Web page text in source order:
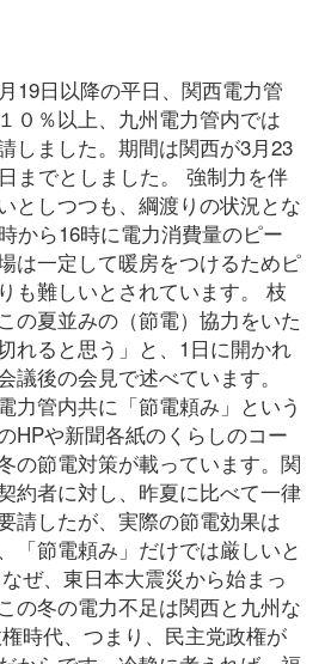
19日以降の平日、関西電力管
０％以上、九州電力管内では
しました。期間は関西が3月23
までとしました。 強制力を伴
としつつも、綱渡りの状況とな
から16時に電力消費量のピー
は一定して暖房をつけるためピ
も難しいとされています。 枝
の夏並みの（節電）協力をいた
れると思う」と、1日に開かれ
議後の会見で述べています。
力管内共に「節電頼み」という
HPや新聞各紙のくらしのコー
の節電対策が載っています。関
約者に対し、昨夏に比べて一律
請したが、実際の節電効果は
「節電頼み」だけでは厳しいと
ぜ、東日本大震災から始まっ
の冬の電力不足は関西と九州な
時代、つまり、民主党政権が